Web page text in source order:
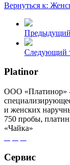
Вернуться к:
Следующий
Platinor
ООО «Платинор» -
и женских
750 пробы,
«Чайка»
Сервис